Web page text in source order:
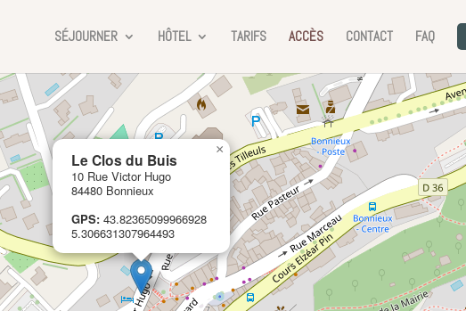
SÉJOURNER HÔTEL TARIFS ACCÈS CONTACT FAQ
Le Clos du Buis
10 Rue Victor Hugo
84480 Bonnieux
GPS: 43.82365099966928
5.306631307964493
×